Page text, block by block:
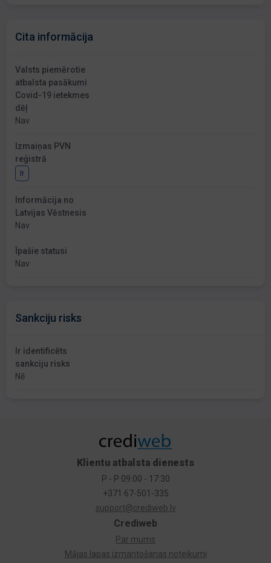
Cita informācija
Valsts piemērotie
atbalsta pasākumi
Covid-19 ietekmes
dēļ
Nav
Izmaiņas PVN
reģistrā
Ir
Informācija no
Latvijas Vēstnesis
Nav
Īpašie statusi
Nav
Sankciju risks
Ir identificēts
sankciju risks
Nē
Crediweb
Par mums
Mājas lapas izmantošanas noteikumi
Klientu atbalsta dienests
P - P 09:00 - 17:30
+371 67-501-335
support@crediweb.lv